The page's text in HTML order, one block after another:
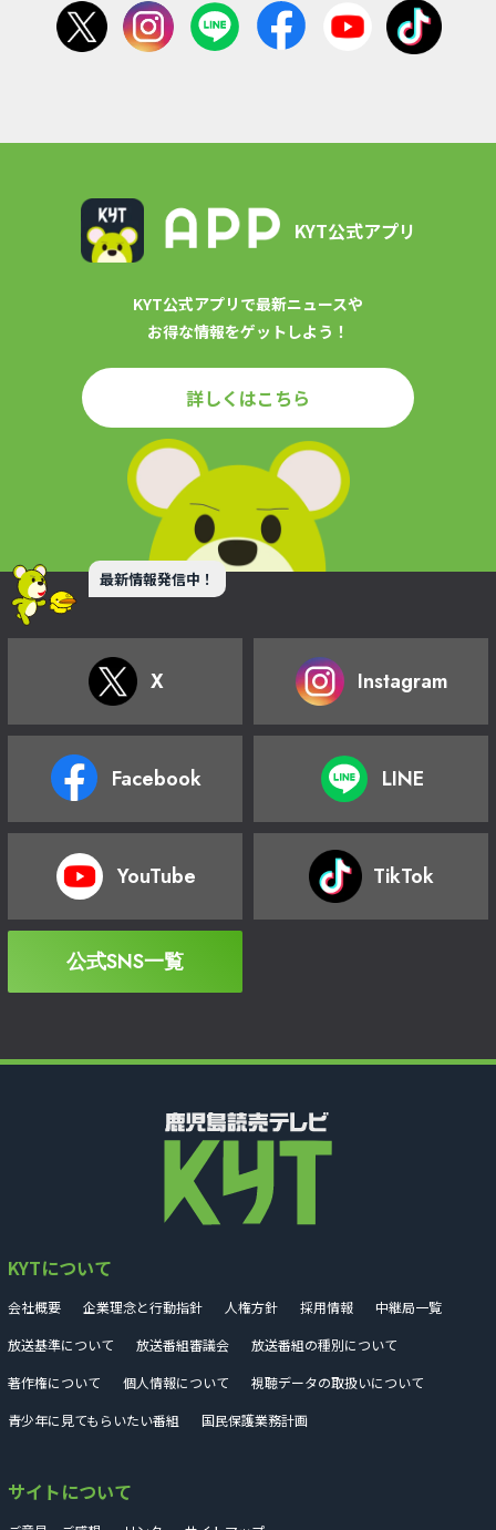
KYT公式アプリ
KYT公式アプリで最新ニュースや
お得な情報をゲットしよう！
詳しくはこちら
最新情報発信中！
X Instagram
Facebook LINE
YouTube TikTok
公式SNS一覧
KYTについて
会社概要 企業理念と行動指針 人権方針 採用情報
中継局一覧
放送基準について
放送番組審議会
放送番組の種別について
著作権について
個人情報について
視聴データの取扱いについて
青少年に見てもらいたい番組
国民保護業務計画
サイトについて